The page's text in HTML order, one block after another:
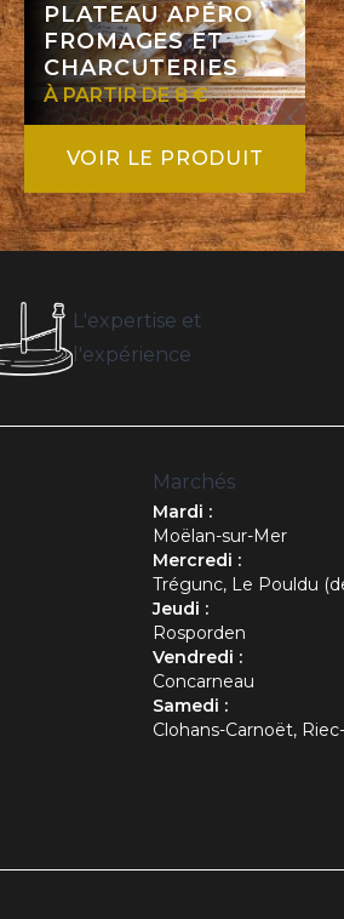
PLATEAU APÉRO
FROMAGES ET
CHARCUTERIES
À PARTIR DE 8 €
VOIR LE PRODUIT
L'expertise et
l'expérience
Marchés
Mardi :
Moëlan-sur-Mer
Mercredi :
Trégunc, Le Pouldu
Jeudi :
Rosporden
Vendredi :
Concarneau
Samedi :
Clohans-Carnoët,